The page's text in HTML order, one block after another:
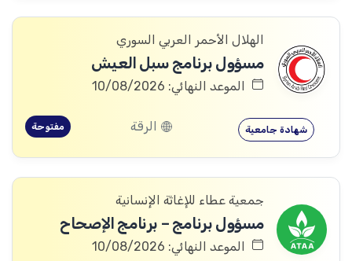
الهلال الأحمر العربي السوري
مسؤول برنامج سبل العيش
الموعد النهائي: 10/08/2026
شهادة جامعية الرقة مفتوحة
جمعية عطاء للإغاثة الإنسانية
مسؤول برنامج – برنامج الإصحاح
الموعد النهائي: 10/08/2026